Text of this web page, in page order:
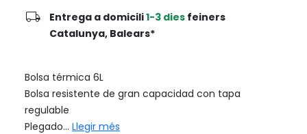
local_shipping Entrega a domicili1-3 dies feiners
Catalunya, Balears*
Bolsa térmica 6L
Bolsa resistente de gran capacidad con tapa
regulable
Plegado... Llegir més